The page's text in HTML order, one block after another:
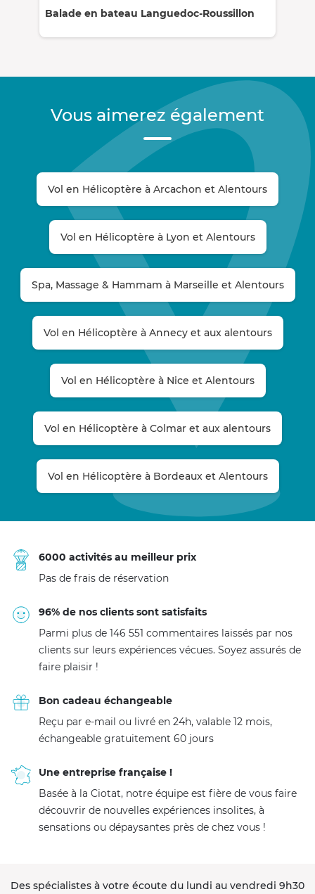
Balade en bateau Languedoc-Roussillon
Vous aimerez également
Vol en Hélicoptère à Arcachon et Alentours
Vol en Hélicoptère à Lyon et Alentours
Spa, Massage & Hammam à Marseille et Alentours
Vol en Hélicoptère à Annecy et aux alentours
Vol en Hélicoptère à Nice et Alentours
Vol en Hélicoptère à Colmar et aux alentours
Vol en Hélicoptère à Bordeaux et Alentours
6000 activités au meilleur prix
Pas de frais de réservation
96% de nos clients sont satisfaits
Parmi plus de 146 551 commentaires laissés par nos
clients sur leurs expériences vécues. Soyez assurés de
faire plaisir !
Bon cadeau échangeable
Reçu par e-mail ou livré en 24h, valable 12 mois,
échangeable gratuitement 60 jours
Une entreprise française !
Basée à la Ciotat, notre équipe est fière de vous faire
découvrir de nouvelles expériences insolites, à
sensations ou dépaysantes près de chez vous !
Des spécialistes à votre écoute du lundi au vendredi 9h30